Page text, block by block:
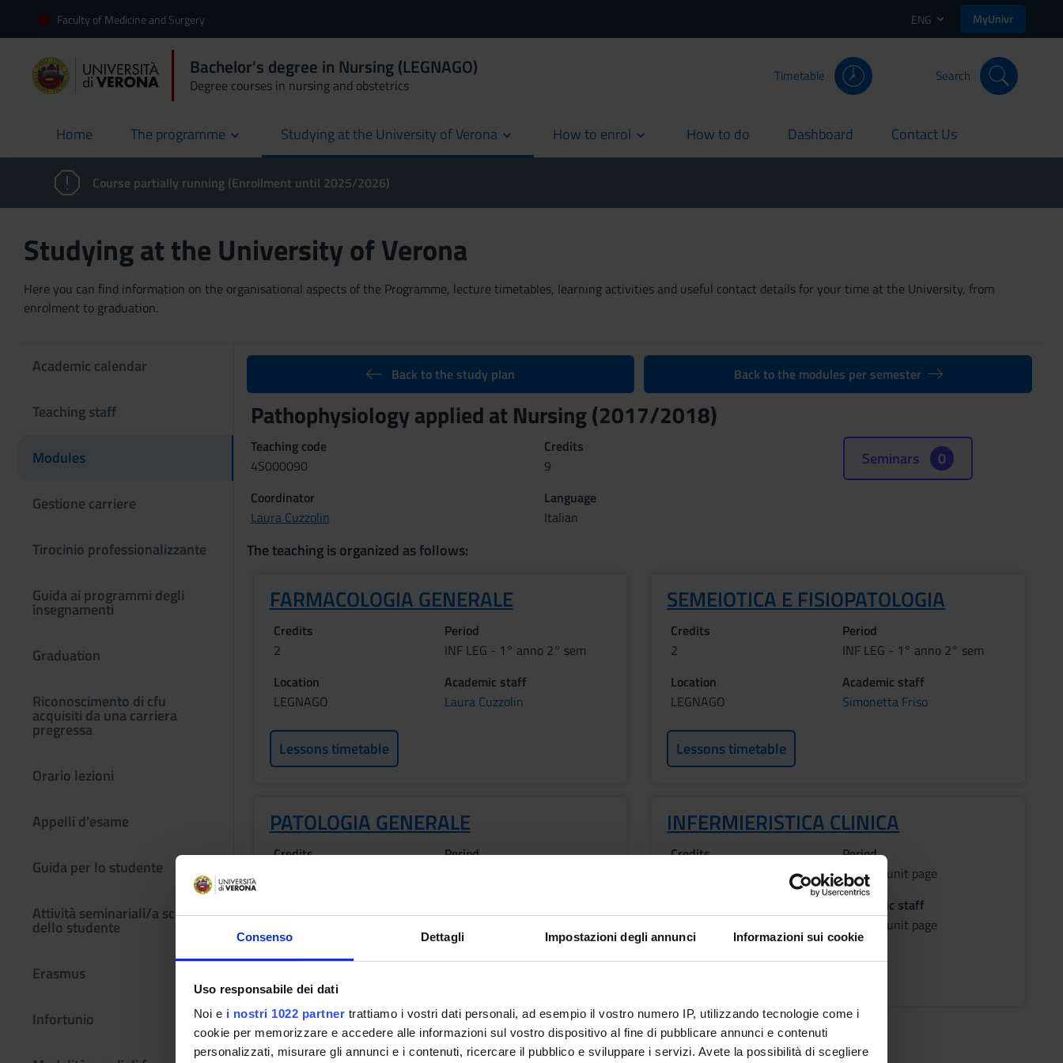
Consenso Dettagli Impostazioni degli annunci Informazioni sui cookie
Uso responsabile dei dati
Noi e i nostri 1022 partner trattiamo i vostri dati personali, ad esempio il vostro numero IP, utilizzando tecnologie come i
cookie per memorizzare e accedere alle informazioni sul vostro dispositivo al fine di pubblicare annunci e contenuti
personalizzati, misurare gli annunci e i contenuti, ricercare il pubblico e sviluppare i servizi. Avete la possibilità di scegliere
Faculty of Medicine and Surgery ENG MyUnivr
Bachelor's degree in Nursing (LEGNAGO)
Degree courses in nursing and obstetrics
Timetable Search
Home
current The programme Studying at the University of Verona How to enrol How to do
current Dashboard
current Contact Us
current
Course partially running (Enrollment until 2025/2026)
Studying at the University of Verona
Here you can find information on the organisational aspects of the Programme, lecture timetables, learning activities and useful contact details for your time at the University, from
enrolment to graduation.
Academic calendar
Teaching staff
Modules
Gestione carriere
Tirocinio professionalizzante
Guida ai programmi degli
insegnamenti
Graduation
Riconoscimento di cfu
acquisiti da una carriera
pregressa
Orario lezioni
Appelli d'esame
Guida per lo studente
Attività seminariali/a scelta
dello studente
Erasmus
Infortunio
Back to the study plan Back to the modules per semester
Pathophysiology applied at Nursing (2017/2018)
Teaching code
4S000090
Credits
9
Coordinator
Laura Cuzzolin
Language
Italian
Seminars 0
The teaching is organized as follows:
FARMACOLOGIA GENERALE
Credits
2
Period
INF LEG - 1° anno 2° sem
Location
LEGNAGO
Academic staff
Laura Cuzzolin
Lessons timetable
SEMEIOTICA E FISIOPATOLOGIA
Credits
2
Period
INF LEG - 1° anno 2° sem
Location
LEGNAGO
Academic staff
Simonetta Friso
Lessons timetable
PATOLOGIA GENERALE
Credits
Period
INFERMIERISTICA CLINICA
Credits
Period
See the unit page
Academic staff
See the unit page
Bibliography